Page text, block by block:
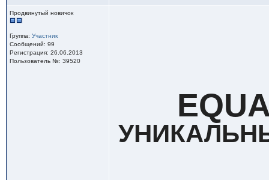
Продвинутый новичок
Группа: Участник
Сообщений: 99
Регистрация: 26.06.2013
Пользователь №: 39520